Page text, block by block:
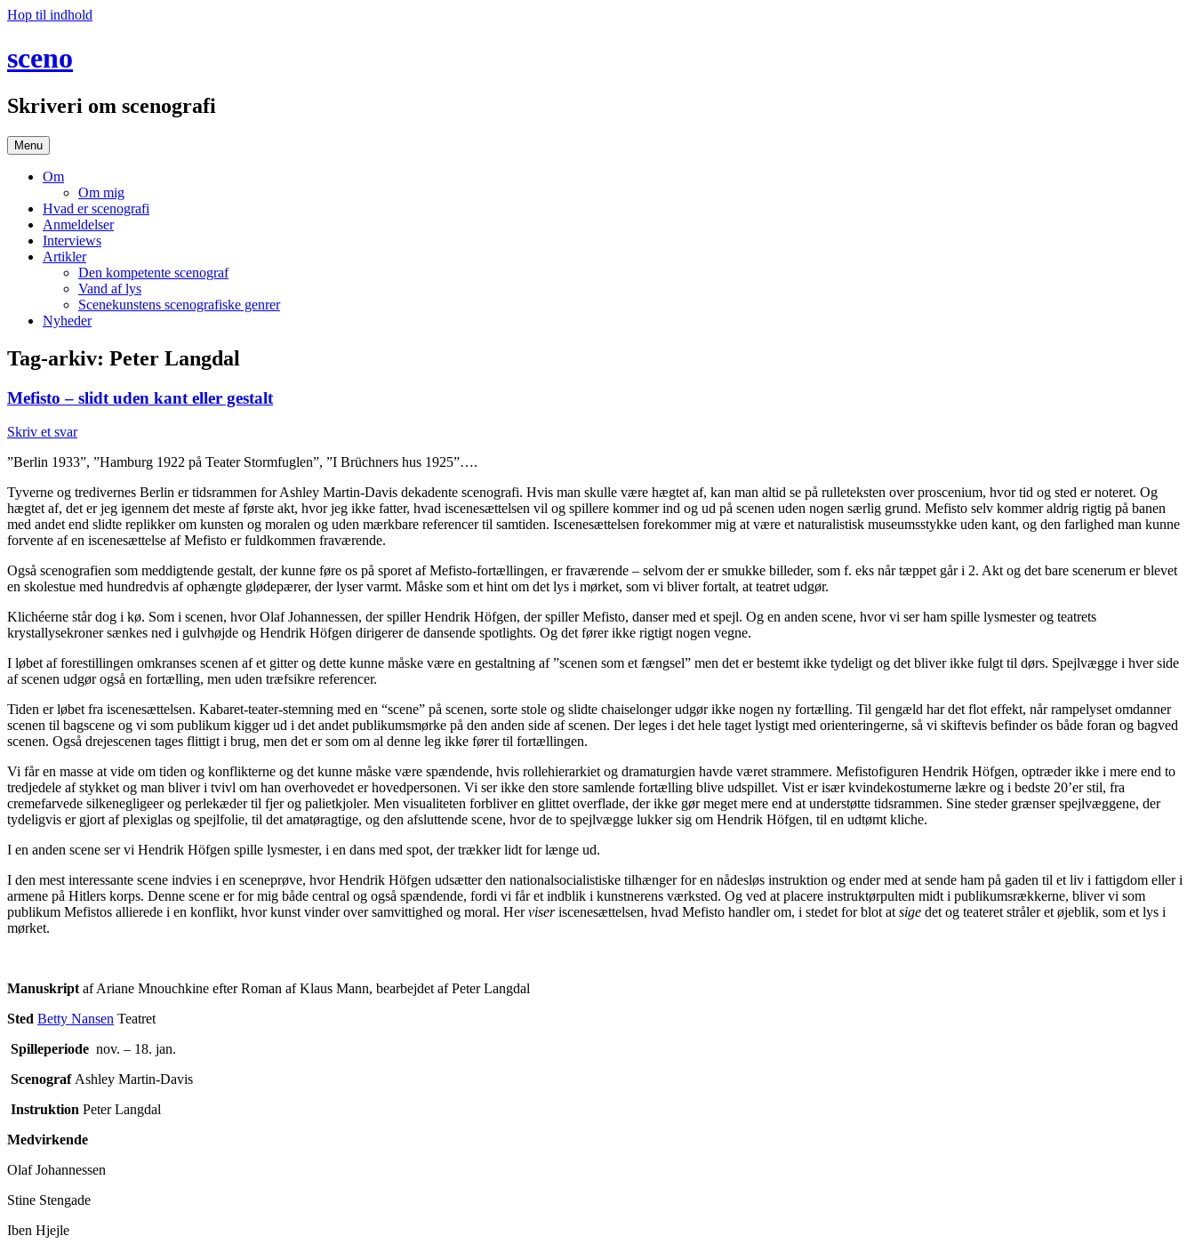
Hop til indhold
sceno
Skriveri om scenografi
Menu
Om
Om mig
Hvad er scenografi
Anmeldelser
Interviews
Artikler
Den kompetente scenograf
Vand af lys
Scenekunstens scenografiske genrer
Nyheder
Tag-arkiv: Peter Langdal
Mefisto – slidt uden kant eller gestalt
Skriv et svar
”Berlin 1933”, ”Hamburg 1922 på Teater Stormfuglen”, ”I Brüchners hus 1925”….
Tyverne og tredivernes Berlin er tidsrammen for Ashley Martin-Davis dekadente scenografi. Hvis man skulle være hægtet af, kan man altid se på rulleteksten over proscenium, hvor tid og sted er noteret. Og
hægtet af, det er jeg igennem det meste af første akt, hvor jeg ikke fatter, hvad iscenesættelsen vil og spillere kommer ind og ud på scenen uden nogen særlig grund. Mefisto selv kommer aldrig rigtig på banen
med andet end slidte replikker om kunsten og moralen og uden mærkbare referencer til samtiden. Iscenesættelsen forekommer mig at være et naturalistisk museumsstykke uden kant, og den farlighed man kunne
forvente af en iscenesættelse af Mefisto er fuldkommen fraværende.
Også scenografien som meddigtende gestalt, der kunne føre os på sporet af Mefisto-fortællingen, er fraværende – selvom der er smukke billeder, som f. eks når tæppet går i 2. Akt og det bare scenerum er blevet
en skolestue med hundredvis af ophængte glødepærer, der lyser varmt. Måske som et hint om det lys i mørket, som vi bliver fortalt, at teatret udgør.
Klichéerne står dog i kø. Som i scenen, hvor Olaf Johannessen, der spiller Hendrik Höfgen, der spiller Mefisto, danser med et spejl. Og en anden scene, hvor vi ser ham spille lysmester og teatrets
krystallysekroner sænkes ned i gulvhøjde og Hendrik Höfgen dirigerer de dansende spotlights. Og det fører ikke rigtigt nogen vegne.
I løbet af forestillingen omkranses scenen af et gitter og dette kunne måske være en gestaltning af ”scenen som et fængsel” men det er bestemt ikke tydeligt og det bliver ikke fulgt til dørs. Spejlvægge i hver side
af scenen udgør også en fortælling, men uden træfsikre referencer.
Tiden er løbet fra iscenesættelsen. Kabaret-teater-stemning med en “scene” på scenen, sorte stole og slidte chaiselonger udgør ikke nogen ny fortælling. Til gengæld har det flot effekt, når rampelyset omdanner
scenen til bagscene og vi som publikum kigger ud i det andet publikumsmørke på den anden side af scenen. Der leges i det hele taget lystigt med orienteringerne, så vi skiftevis befinder os både foran og bagved
scenen. Også drejescenen tages flittigt i brug, men det er som om al denne leg ikke fører til fortællingen.
Vi får en masse at vide om tiden og konflikterne og det kunne måske være spændende, hvis rollehierarkiet og dramaturgien havde været strammere. Mefistofiguren Hendrik Höfgen, optræder ikke i mere end to
tredjedele af stykket og man bliver i tvivl om han overhovedet er hovedpersonen. Vi ser ikke den store samlende fortælling blive udspillet. Vist er især kvindekostumerne lækre og i bedste 20’er stil, fra
cremefarvede silkenegligeer og perlekæder til fjer og palietkjoler. Men visualiteten forbliver en glittet overflade, der ikke gør meget mere end at understøtte tidsrammen. Sine steder grænser spejlvæggene, der
tydeligvis er gjort af plexiglas og spejlfolie, til det amatøragtige, og den afsluttende scene, hvor de to spejlvægge lukker sig om Hendrik Höfgen, til en udtømt kliche.
I en anden scene ser vi Hendrik Höfgen spille lysmester, i en dans med spot, der trækker lidt for længe ud.
I den mest interessante scene indvies i en sceneprøve, hvor Hendrik Höfgen udsætter den nationalsocialistiske tilhænger for en nådesløs instruktion og ender med at sende ham på gaden til et liv i fattigdom eller i
armene på Hitlers korps. Denne scene er for mig både central og også spændende, fordi vi får et indblik i kunstnerens værksted. Og ved at placere instruktørpulten midt i publikumsrækkerne, bliver vi som
publikum Mefistos allierede i en konflikt, hvor kunst vinder over samvittighed og moral. Herviseriscenesættelsen, hvad Mefisto handler om, i stedet for blot at sige det og teateret stråler et øjeblik, som et lys i
mørket.
Manuskript af Ariane Mnouchkine efter Roman af Klaus Mann, bearbejdet af Peter Langdal
Sted Betty Nansen Teatret
Spilleperiode nov. – 18. jan.
Scenograf Ashley Martin-Davis
Instruktion Peter Langdal
Medvirkende
Olaf Johannessen
Stine Stengade
Iben Hjejle